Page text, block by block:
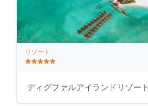
リゾート
ディグファルアイランドリゾート